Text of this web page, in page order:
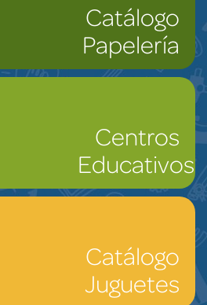
Catálogo
Papelería
Centros
Educativos
Catálogo
Juguetes